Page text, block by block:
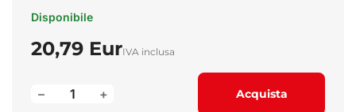
Disponibile
20,79 EurIVA inclusa
+
– Acquista